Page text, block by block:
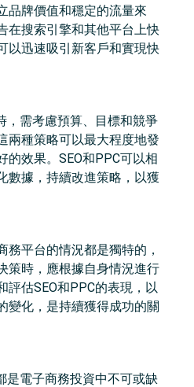
品牌價值和穩定的流量來
在搜索引擎和其他平台上快
以迅速吸引新客戶和實現快
，需考慮預算、目標和競爭
兩種策略可以最大程度地發
的效果。SEO和PPC可以相
數據，持續改進策略，以獲
務平台的情況都是獨特的，
策時，應根據自身情況進行
評估SEO和PPC的表現，以
變化，是持續獲得成功的關
是電子商務投資中不可或缺